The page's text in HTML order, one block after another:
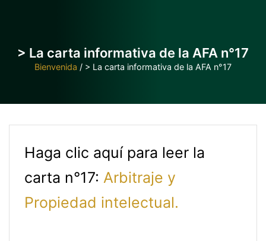
> La carta informativa de la AFA n°17
Bienvenida / > La carta informativa de la AFA n°17
Haga clic aquí para leer la
carta n°17: Arbitraje y
Propiedad intelectual.